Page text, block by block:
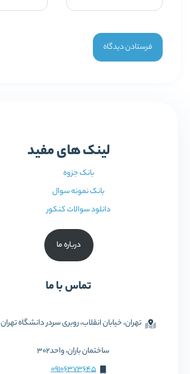
لینک های مفید
بانک جزوه
بانک نمونه سوال
دانلود سوالات کنکور
درباره ما
تماس با ما
تهران، خیابان انقلاب، روبری سردر دانشگاه تهران
ساختمان باران، واحد302
09106373645